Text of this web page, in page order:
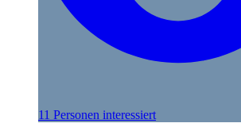
11 Personen interessiert